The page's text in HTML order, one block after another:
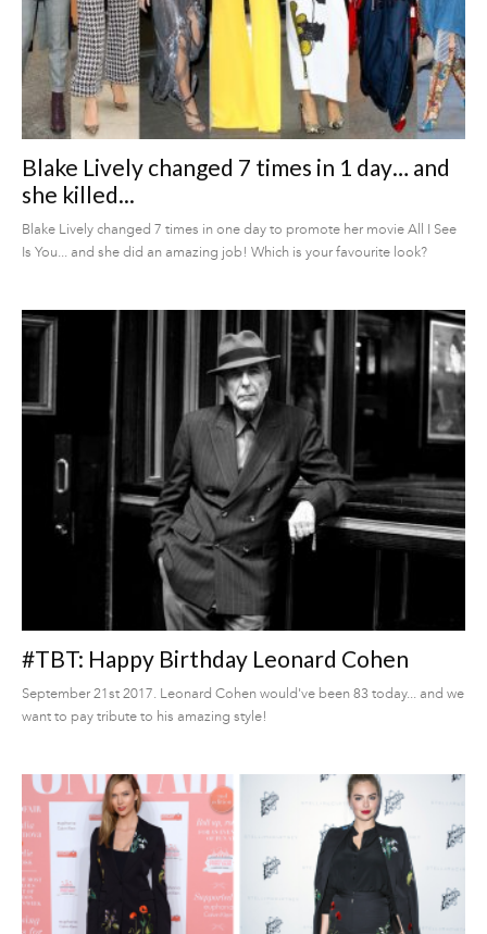
Blake Lively changed 7 times in 1 day… and
she killed...
Blake Lively changed 7 times in one day to promote her movie All I See
Is You... and she did an amazing job! Which is your favourite look?
#TBT: Happy Birthday Leonard Cohen
September 21st 2017. Leonard Cohen would've been 83 today... and we
want to pay tribute to his amazing style!